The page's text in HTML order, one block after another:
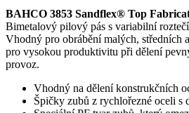
BAHCO 3853 Sandflex® Top
Bimetalový pilový pás s variabilní
Vhodný pro obrábění malých, středních
pro vysokou produktivitu při dělení
provoz.
Vhodný na dělení konstrukčních
Špičky zubů z rychlořezné oceli s